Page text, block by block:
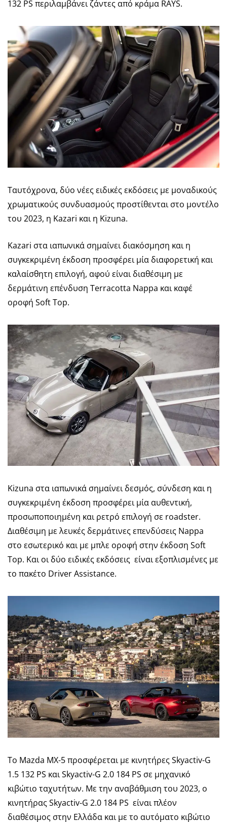
132 PS περιλαμβάνει ζάντες από κράμα RAYS.
Ταυτόχρονα, δύο νέες ειδικές εκδόσεις με μοναδικούς
χρωματικούς συνδυασμούς προστίθενται στο μοντέλο
του 2023, η Kazari και η Kizuna.
Kazari στα ιαπωνικά σημαίνει διακόσμηση και η
συγκεκριμένη έκδοση προσφέρει μία διαφορετική και
καλαίσθητη επιλογή, αφού είναι διαθέσιμη με
δερμάτινη επένδυση Terracotta Nappa και καφέ
οροφή Soft Top.
Kizuna στα ιαπωνικά σημαίνει δεσμός, σύνδεση και η
συγκεκριμένη έκδοση προσφέρει μία αυθεντική,
προσωποποιημένη και ρετρό επιλογή σε roadster.
Διαθέσιμη με λευκές δερμάτινες επενδύσεις Nappa
στο εσωτερικό και με μπλε οροφή στην έκδοση Soft
Top. Και οι δύο ειδικές εκδόσεις είναι εξοπλισμένες με
το πακέτο Driver Assistance.
Το Mazda MX-5 προσφέρεται με κινητήρες Skyactiv-G
1.5 132 PS και Skyactiv-G 2.0 184 PS σε μηχανικό
κιβώτιο ταχυτήτων. Με την αναβάθμιση του 2023, ο
κινητήρας Skyactiv-G 2.0 184 PS είναι πλέον
διαθέσιμος στην Ελλάδα και με το αυτόματο κιβώτιο